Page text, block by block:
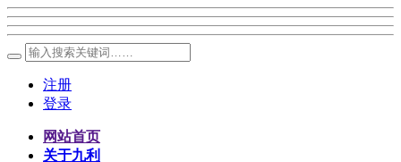
注册
登录
网站首页
关于九利